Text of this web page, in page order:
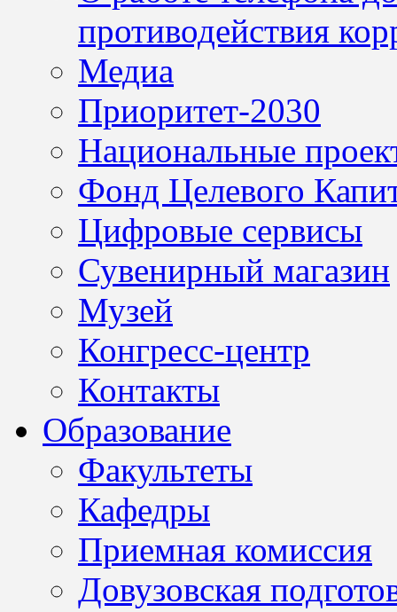
противодействия
Медиа
Приоритет-2030
Национальные
Фонд Целевого
Цифровые сервисы
Сувенирный магазин
Музей
Конгресс-центр
Контакты
Образование
Факультеты
Кафедры
Приемная комиссия
Довузовская